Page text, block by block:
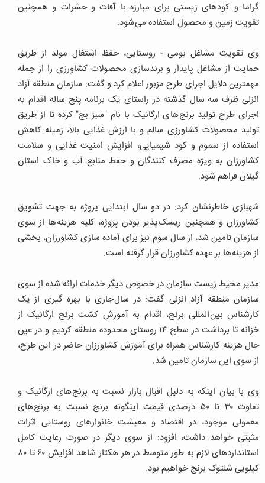
گراما و کودهای زیستی برای مبارزه با آفات و حشرات و همچنین
تقویت زمین و محصول استفاده می شود.
وی تقویت مشاغل بومی - روستایی، حفظ اشتغال مولد از طریق
حمایت از مشاغل پایدار و برندسازی محصولات کشاورزی را از جمله
مهمترین دلایل اجرای طرح مزبور اعلام کرد و گفت: سازمان منطقه آزاد
انزلی ظرف سه سال گذشته در راستای یک برنامه پنج ساله اقدام به
اجرای طرح تولید برنج های ارگانیک با نام "سبز بج" کرده تا از طریق
تولید محصولات کشاورزی سالم و با ارزش غذایی بالا، زمینه کاهش
استفاده از سموم و کود شیمیایی، افزایش امنیت غذایی و سلامت
کشاورزان به ویژه مصرف کنندگان و حفظ منابع آب و خاک استان
گیلان فراهم شود.
شهبازی خاطرنشان کرد: در دو سال ابتدایی پروژه به جهت تشویق
کشاورزان و همچنین ریسک پذیر بودن پروژه، کلیه هزینه ها از سوی
سازمان تامین شد، از سال سوم نیز برای آماده سازی کشاورزان، بخشی
از هزینه ها بر عهده کشاورزان قرار گرفته است.
مدیر محیط زیست سازمان در خصوص دیگر خدمات ارائه شده از سوی
سازمان منطقه آزاد انزلی گفت: در سال جاری با بهره گیری از یک
کارشناس بین المللی برنج، اقدام به آموزش کشت برنج ارگانیک از
خزانه تا برداشت در سطح ۱۴ روستای محدوده منطقه کردیم و در عین
حال هزینه کارشناس همراه برای آموزش کشاورزان حاضر در این طرح،
از سوی این سازمان تامین شد.
وی با بیان اینکه به دلیل اقبال بازار نسبت به برنج های ارگانیک و
تفاوت ۳۰ تا ۵۰ درصدی قیمت اینگونه برنج نسبت به برنج های
معمولی موجود، در اقتصاد و معیشت خانوارهای روستایی اثرات
مثبتی خواهد داشت، افزود: از سوی دیگر در صورت رعایت کامل
استانداردهای لازم به طور متوسط در هر هکتار شاهد افزایش ۶۰ تا ۸۰
کیلویی شلتوک برنج خواهیم بود.